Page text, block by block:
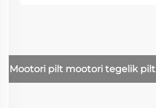
Mootori pilt mootori tegelik pilt